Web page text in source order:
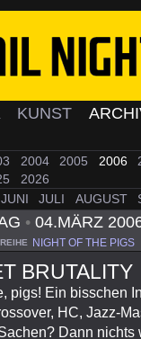
KUNST
2004 2005 2006
2026
JUNI JULI AUGUST
•04.MÄRZ
REIHE NIGHT OF THE PIGS
BRUTALITY
pigs! Ein bisschen
HC, Jazz-
Dann